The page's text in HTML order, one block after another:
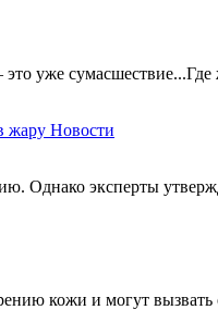
уже сумасшествие...Где
жару Новости
Однако эксперты
кожи и могут